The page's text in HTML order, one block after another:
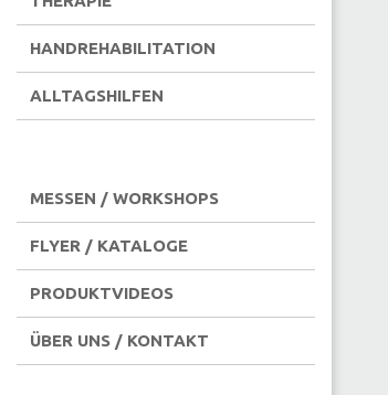
HANDREHABILITATION
ALLTAGSHILFEN
MESSEN / WORKSHOPS
FLYER / KATALOGE
PRODUKTVIDEOS
ÜBER UNS / KONTAKT